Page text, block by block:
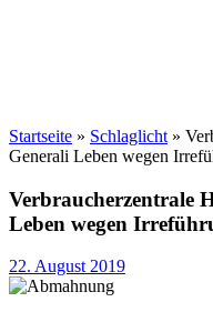
Startseite » Schlaglicht »
Generali Leben wegen
Verbraucherzentrale
Leben wegen
22. August 2019